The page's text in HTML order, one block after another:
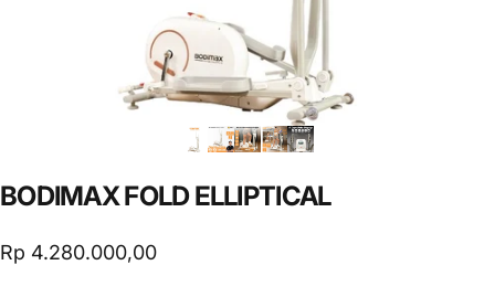
BODIMAXFOLDELLIPTICAL
Rp 4.280.000,00